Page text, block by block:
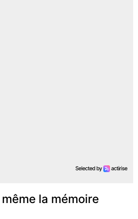
la mémoire